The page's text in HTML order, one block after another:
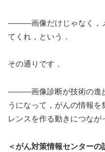
―――画像だけじゃなく，
てくれ，という．
その通りです．
―――画像診断が技術の進
うになって，がんの情報
レンスを作る動きにつなが
＜がん対策情報センターの